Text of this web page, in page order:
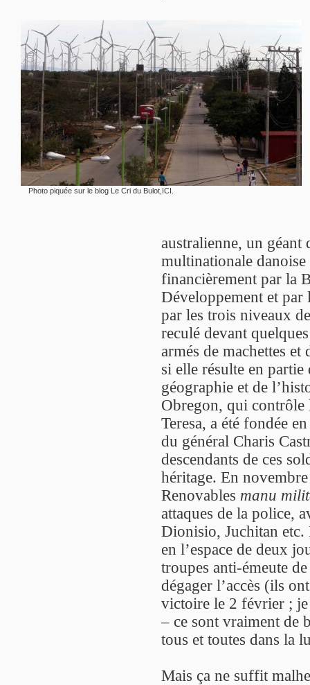
Photo piquée sur le blog Le Cri du Bulot, ICI .
australienne, un géant
multinationale
financièrement par la
Développement et
par les trois niveaux
reculé devant
armés de machettes
si elle résulte en
géographie et de
Obregon, qui contrôle
Teresa, a été fondée
du général Charis
descendants de ces
héritage. En
Renovables manu
attaques de la police,
Dionisio, Juchitan
en l’espace de deux
troupes anti-émeute
dégager l’accès (ils
victoire le 2 février ; je
– ce sont vraiment de
tous et toutes dans la
Mais ça ne suffit